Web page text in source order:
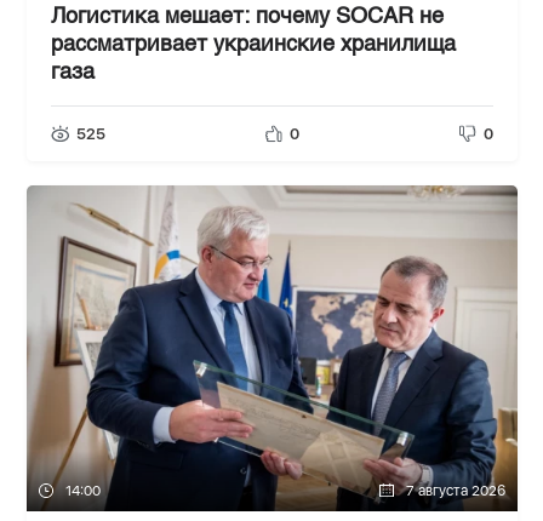
Логистика мешает: почему SOCAR не
рассматривает украинские хранилища
газа
525 0 0
14:00 7 августа 2026